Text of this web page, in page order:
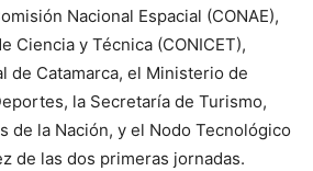
Nacional Espacial (CONAE),
Ciencia y Técnica (CONICET),
de Catamarca, el Ministerio de
la Secretaría de Turismo,
de la Nación, y el Nodo Tecnológico
de las dos primeras jornadas.